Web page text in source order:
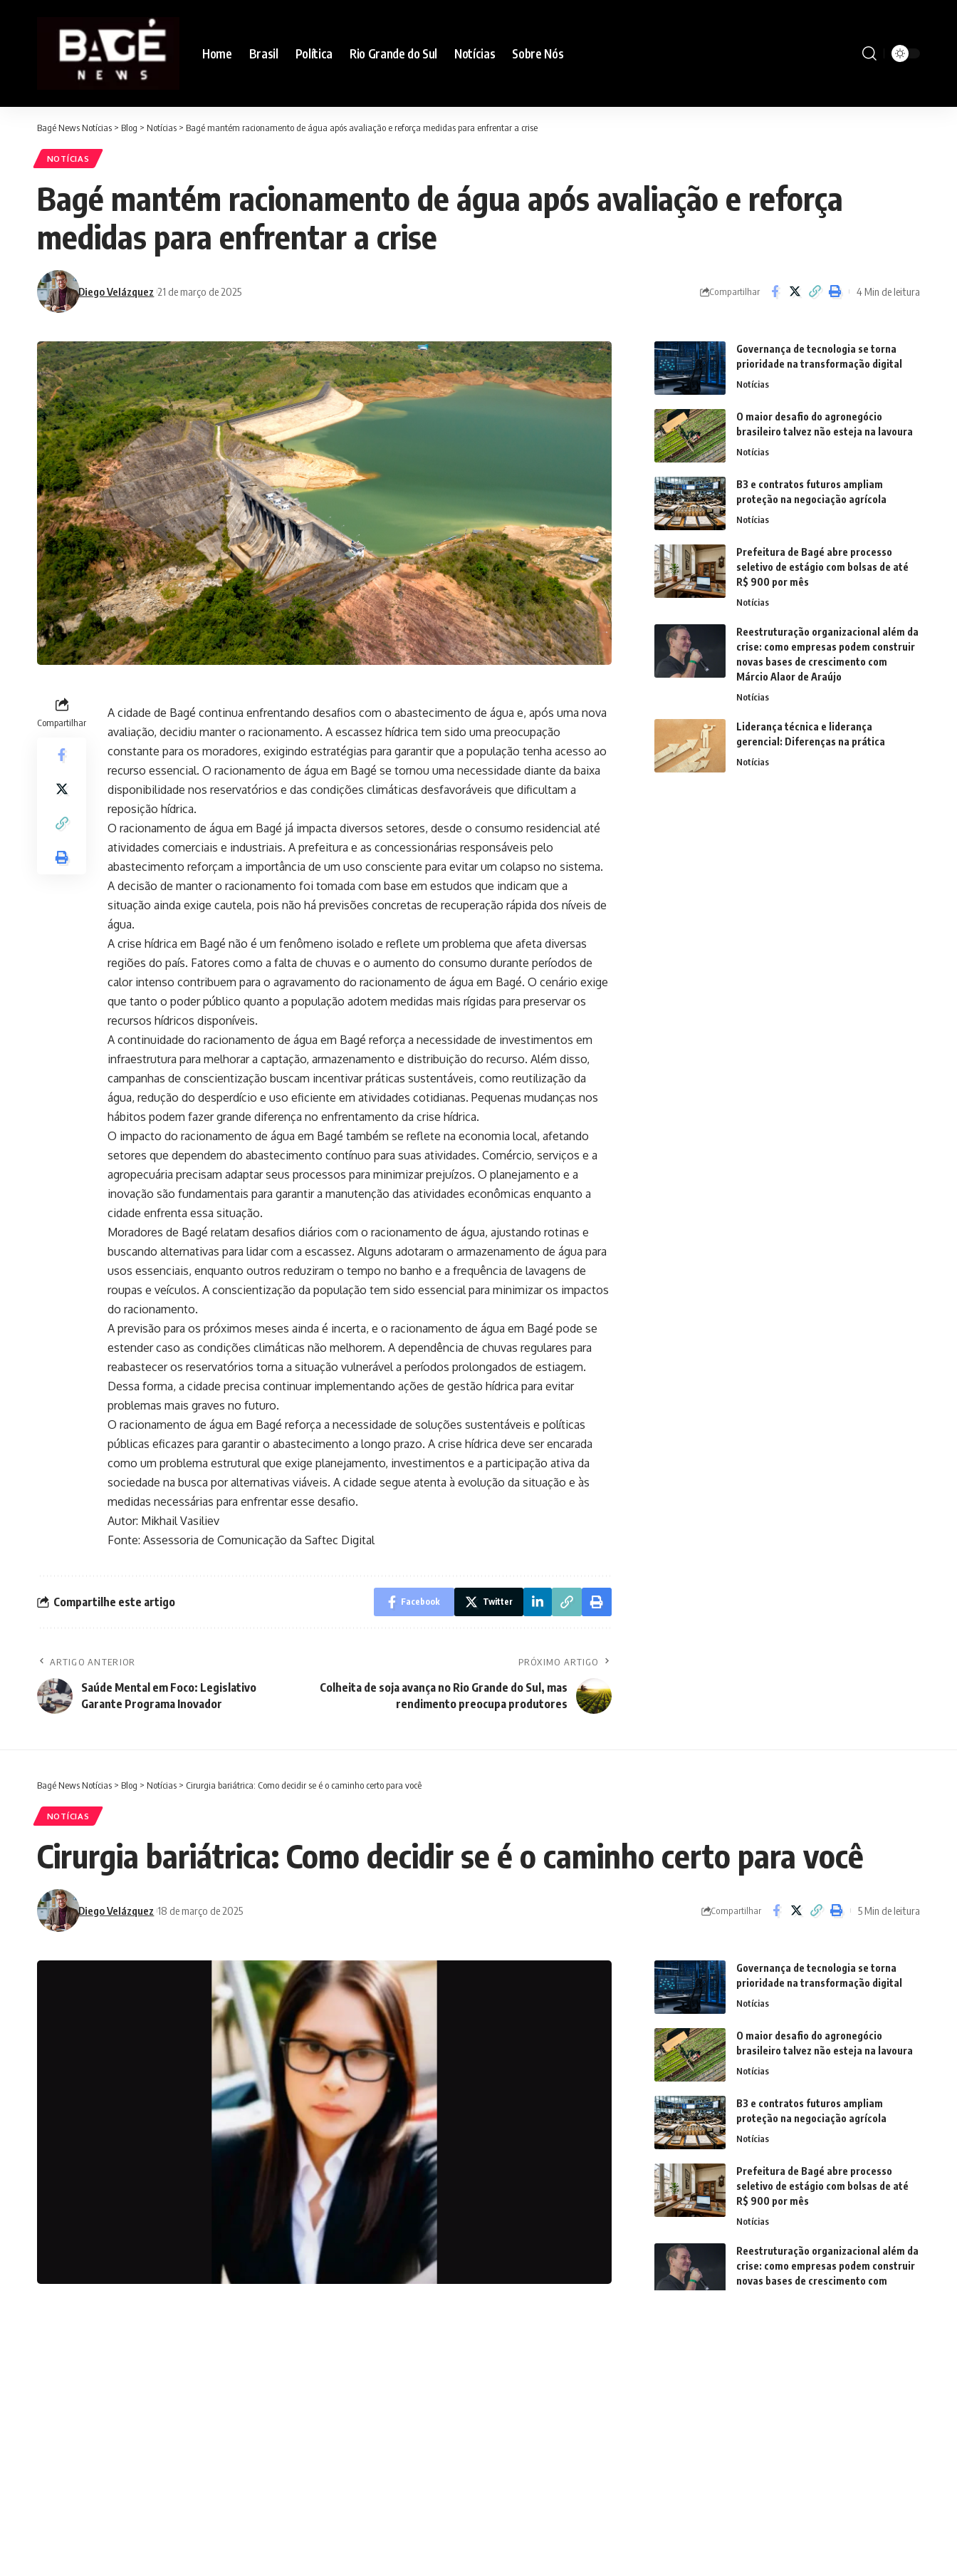
Home Brasil Política Rio Grande do Sul Notícias Sobre Nós
Bagé News Notícias > Blog > Notícias > Bagé mantém racionamento de água após avaliação e reforça medidas para enfrentar a crise
NOTÍCIAS
Bagé mantém racionamento de água após avaliação e reforça
medidas para enfrentar a crise
Diego Velázquez 21 de março de 2025 Compartilhar 4 Min de leitura
Compartilhar
A cidade de Bagé continua enfrentando desafios com o abastecimento de água e, após uma nova
avaliação, decidiu manter o racionamento. A escassez hídrica tem sido uma preocupação
constante para os moradores, exigindo estratégias para garantir que a população tenha acesso ao
recurso essencial. O racionamento de água em Bagé se tornou uma necessidade diante da baixa
disponibilidade nos reservatórios e das condições climáticas desfavoráveis que dificultam a
reposição hídrica.
O racionamento de água em Bagé já impacta diversos setores, desde o consumo residencial até
atividades comerciais e industriais. A prefeitura e as concessionárias responsáveis pelo
abastecimento reforçam a importância de um uso consciente para evitar um colapso no sistema.
A decisão de manter o racionamento foi tomada com base em estudos que indicam que a
situação ainda exige cautela, pois não há previsões concretas de recuperação rápida dos níveis de
água.
A crise hídrica em Bagé não é um fenômeno isolado e reflete um problema que afeta diversas
regiões do país. Fatores como a falta de chuvas e o aumento do consumo durante períodos de
calor intenso contribuem para o agravamento do racionamento de água em Bagé. O cenário exige
que tanto o poder público quanto a população adotem medidas mais rígidas para preservar os
recursos hídricos disponíveis.
A continuidade do racionamento de água em Bagé reforça a necessidade de investimentos em
infraestrutura para melhorar a captação, armazenamento e distribuição do recurso. Além disso,
campanhas de conscientização buscam incentivar práticas sustentáveis, como reutilização da
água, redução do desperdício e uso eficiente em atividades cotidianas. Pequenas mudanças nos
hábitos podem fazer grande diferença no enfrentamento da crise hídrica.
O impacto do racionamento de água em Bagé também se reflete na economia local, afetando
setores que dependem do abastecimento contínuo para suas atividades. Comércio, serviços e a
agropecuária precisam adaptar seus processos para minimizar prejuízos. O planejamento e a
inovação são fundamentais para garantir a manutenção das atividades econômicas enquanto a
cidade enfrenta essa situação.
Moradores de Bagé relatam desafios diários com o racionamento de água, ajustando rotinas e
buscando alternativas para lidar com a escassez. Alguns adotaram o armazenamento de água para
usos essenciais, enquanto outros reduziram o tempo no banho e a frequência de lavagens de
roupas e veículos. A conscientização da população tem sido essencial para minimizar os impactos
do racionamento.
A previsão para os próximos meses ainda é incerta, e o racionamento de água em Bagé pode se
estender caso as condições climáticas não melhorem. A dependência de chuvas regulares para
reabastecer os reservatórios torna a situação vulnerável a períodos prolongados de estiagem.
Dessa forma, a cidade precisa continuar implementando ações de gestão hídrica para evitar
problemas mais graves no futuro.
O racionamento de água em Bagé reforça a necessidade de soluções sustentáveis e políticas
públicas eficazes para garantir o abastecimento a longo prazo. A crise hídrica deve ser encarada
como um problema estrutural que exige planejamento, investimentos e a participação ativa da
sociedade na busca por alternativas viáveis. A cidade segue atenta à evolução da situação e às
medidas necessárias para enfrentar esse desafio.
Autor: Mikhail Vasiliev
Fonte: Assessoria de Comunicação da Saftec Digital
Compartilhe este artigo Facebook Twitter
ARTIGO ANTERIOR
Saúde Mental em Foco: Legislativo
Garante Programa Inovador
PRÓXIMO ARTIGO
Colheita de soja avança no Rio Grande do Sul, mas
rendimento preocupa produtores
Governança de tecnologia se torna
prioridade na transformação digital
Notícias
O maior desafio do agronegócio
brasileiro talvez não esteja na lavoura
Notícias
B3 e contratos futuros ampliam
proteção na negociação agrícola
Notícias
Prefeitura de Bagé abre processo
seletivo de estágio com bolsas de até
R$ 900 por mês
Notícias
Reestruturação organizacional além da
crise: como empresas podem construir
novas bases de crescimento com
Márcio Alaor de Araújo
Notícias
Liderança técnica e liderança
gerencial: Diferenças na prática
Notícias
Bagé News Notícias > Blog > Notícias > Cirurgia bariátrica: Como decidir se é o caminho certo para você
NOTÍCIAS
Cirurgia bariátrica: Como decidir se é o caminho certo para você
Diego Velázquez 18 de março de 2025 Compartilhar 5 Min de leitura
Governança de tecnologia se torna
prioridade na transformação digital
Notícias
O maior desafio do agronegócio
brasileiro talvez não esteja na lavoura
Notícias
B3 e contratos futuros ampliam
proteção na negociação agrícola
Notícias
Prefeitura de Bagé abre processo
seletivo de estágio com bolsas de até
R$ 900 por mês
Notícias
Reestruturação organizacional além da
crise: como empresas podem construir
novas bases de crescimento com